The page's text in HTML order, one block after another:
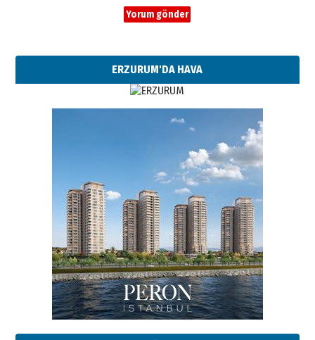
ERZURUM'DA HAVA
Esat BİNDESEN
Başkan Sekmen’den Erzurum’a
bir vizyon proje daha!
02 Ağustos 2026 Pazar
Kadir SABUNCUOĞLU
Erzurumspor’un köşe taşları
29 Haziran 2026 Pazartesi